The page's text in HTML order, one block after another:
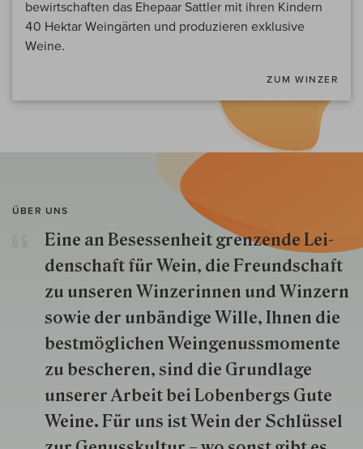
bewirtschaften das Ehepaar Sattler mit ihren Kindern
40 Hektar Weingärten und produzieren exklusive
Weine.
ZUM WINZER
ÜBER UNS
Eine an Besessenheit gren­zende Lei­
den­schaft für Wein, die Freund­schaft
zu unseren Win­zer­innen und Win­zern
so­wie der un­bän­dige Wille, Ihnen die
best­mög­lich­en Wein­genuss­momente
zu besche­ren, sind die Grund­lage
unserer Arbeit bei Lobenbergs Gute
Weine. Für uns ist Wein der Schlüs­sel